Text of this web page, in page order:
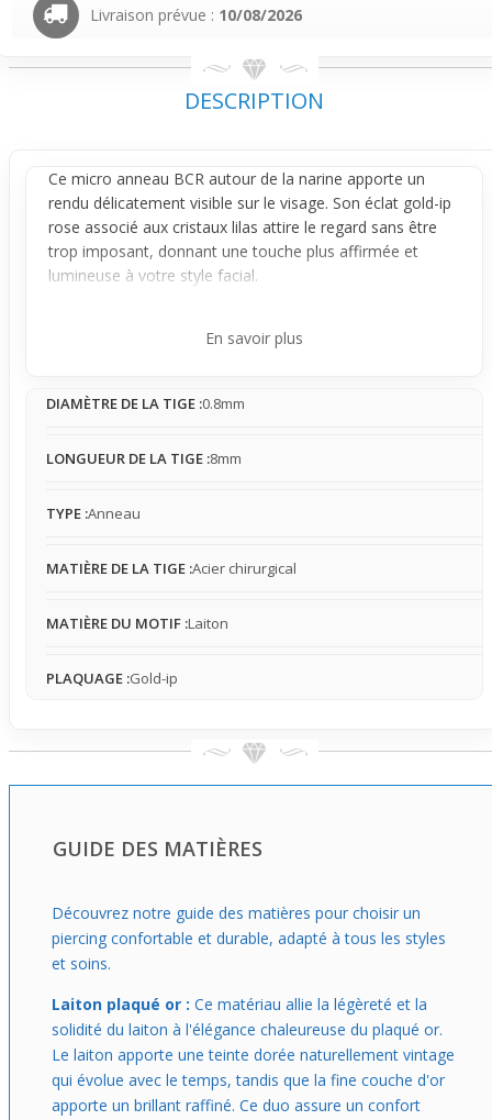
Livraison prévue : 10/08/2026
DESCRIPTION
Ce micro anneau BCR autour de la narine apporte un
rendu délicatement visible sur le visage. Son éclat gold-ip
rose associé aux cristaux lilas attire le regard sans être
trop imposant, donnant une touche plus affirmée et
lumineuse à votre style facial.
une fois en place avec une légère mobilité. Sa tenue
légèrement. Sa présence légère se fait rapidement oublier
affirmée.
est facile à insérer et combine discrétion et style marqué.
une note de couleur et de caractère à votre visage, tout
en restant pratique à porter au quotidien.
En savoir plus
DIAMÈTRE DE LA TIGE :0.8mm
LONGUEUR DE LA TIGE :8mm
TYPE :Anneau
MATIÈRE DE LA TIGE :Acier chirurgical
MATIÈRE DU MOTIF :Laiton
PLAQUAGE :Gold-ip
GUIDE DES MATIÈRES
Découvrez notre guide des matières pour choisir un
piercing confortable et durable, adapté à tous les styles
et soins.
Laiton plaqué or : Ce matériau allie la légèreté et la
solidité du laiton à l'élégance chaleureuse du plaqué or.
Le laiton apporte une teinte dorée naturellement vintage
qui évolue avec le temps, tandis que la fine couche d'or
apporte un brillant raffiné. Ce duo assure un confort